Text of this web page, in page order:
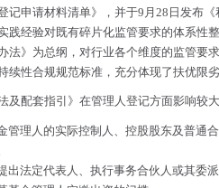
记申请材料清单》，并于9月28日发布
践经验对既有碎片化监管要求的体系性
法》为总纲，对行业各个维度的监管要
续性合规规范标准，充分体现了扶优限劣
及配套指引》在管理人登记方面影响较
管理人的实际控制人、控股股东及普通
出法定代表人、执行事务合伙人或其委